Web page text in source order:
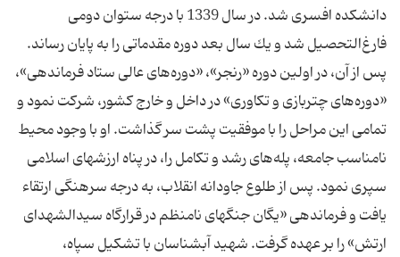
دانشكده افسری شد. در سال 1339 با درجه ستوان دومی
فارغ‌التحصیل شد و یك سال بعد دوره مقدماتی را به پایان رساند.
پس از آن، در اولین دوره «رنجر»، «دوره‌های عالی ستاد فرماندهی»،
«دوره‌های چتربازی و تكاوری» در داخل و خارج كشور، شركت نمود و
تمامی این مراحل را با موفقیت پشت سر گذاشت. او با وجود محیط
نامناسب جامعه، پله‌های رشد و تكامل را، در پناه ارزشهای اسلامی
سپری نمود. پس از طلوع جاودانه انقلاب، به درجه سرهنگی ارتقاء
یافت و فرماندهی «یگان جنگهای نامنظم در قرارگاه سیدالشهدای
ارتش» را بر عهده گرفت. شهید آبشناسان با تشكیل سپاه،